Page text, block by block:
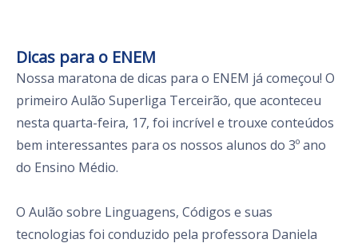
Dicas para o ENEM
Nossa maratona de dicas para o ENEM já começou! O
primeiro Aulão Superliga Terceirão, que aconteceu
nesta quarta-feira, 17, foi incrível e trouxe conteúdos
bem interessantes para os nossos alunos do 3º ano
do Ensino Médio.
O Aulão sobre Linguagens, Códigos e suas
tecnologias foi conduzido pela professora Daniela